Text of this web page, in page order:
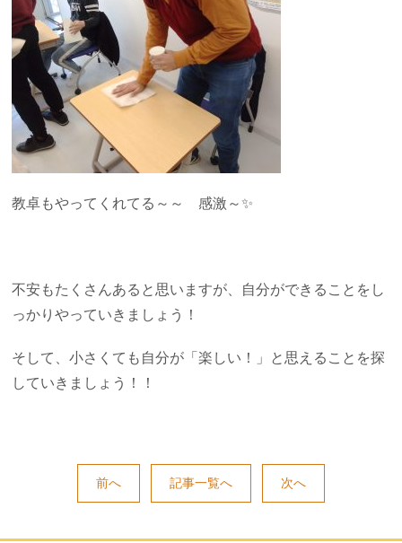
教卓もやってくれてる～～ 感激～✨
不安もたくさんあると思いますが、自分ができることをし
っかりやっていきましょう！
そして、小さくても自分が「楽しい！」と思えることを探
していきましょう！！
前へ 記事一覧へ 次へ